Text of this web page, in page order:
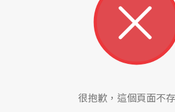
很抱歉，這個頁面不存